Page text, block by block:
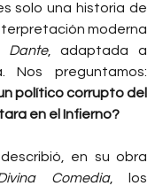
solo una historia de
moderna
Dante, adaptada a
político corrupto del
en el Infierno?
en su obra
Comedia, los